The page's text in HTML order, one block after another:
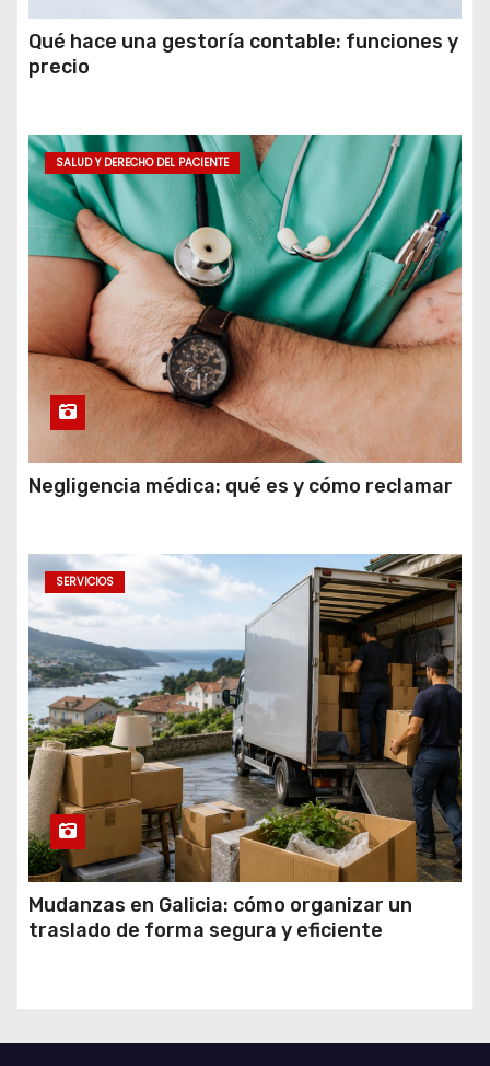
Qué hace una gestoría contable: funciones y
precio
SALUD Y DERECHO DEL PACIENTE
Negligencia médica: qué es y cómo reclamar
SERVICIOS
Mudanzas en Galicia: cómo organizar un
traslado de forma segura y eficiente